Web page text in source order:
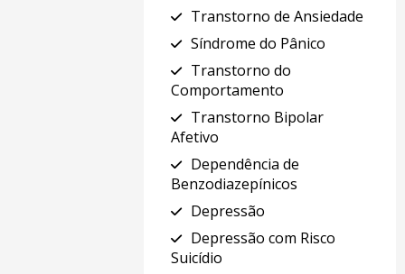
Transtorno de Ansiedade
Síndrome do Pânico
Transtorno do
Comportamento
Transtorno Bipolar
Afetivo
Dependência de
Benzodiazepínicos
Depressão
Depressão com Risco
Suicídio